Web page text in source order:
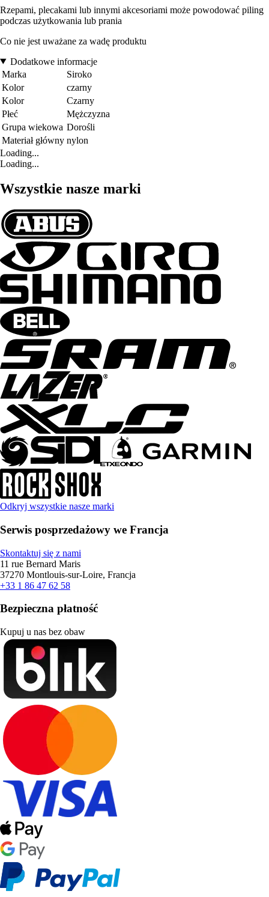
Rzepami, plecakami lub innymi akcesoriami może powodować piling
podczas użytkowania lub prania
Co nie jest uważane za wadę produktu
Dodatkowe informacje
Marka
Siroko
Kolor
czarny
Kolor
Czarny
Płeć
Mężczyzna
Grupa wiekowa Dorośli
Materiał główny nylon
Loading...
Loading...
Wszystkie nasze marki
Odkryj wszystkie nasze marki
Serwis posprzedażowy we Francja
Skontaktuj się z nami
11 rue Bernard Maris
37270 Montlouis-sur-Loire, Francja
+33 1 86 47 62 58
Bezpieczna płatność
Kupuj u nas bez obaw